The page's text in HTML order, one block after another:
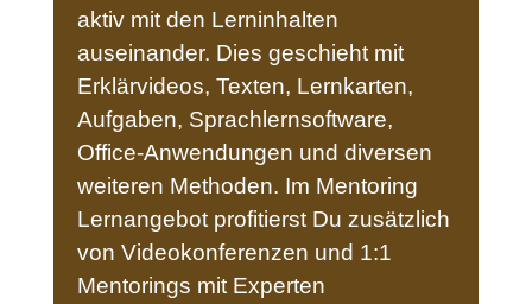
aktiv mit den Lerninhalten
auseinander. Dies geschieht mit
Erklärvideos, Texten, Lernkarten,
Aufgaben, Sprachlernsoftware,
Office-Anwendungen und diversen
weiteren Methoden. Im Mentoring
Lernangebot profitierst Du zusätzlich
von Videokonferenzen und 1:1
Mentorings mit Experten